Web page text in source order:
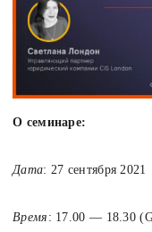
О семинаре:
Дата: 27 сентября 2021
Время : 17.00 — 18.30